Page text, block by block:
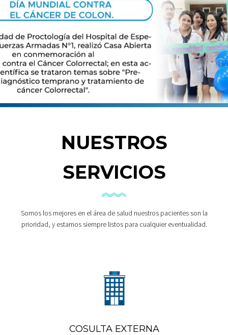
NUESTROS
SERVICIOS
Somos los mejores en el área de salud nuestros pacientes son la
prioridad, y estamos siempre listos para cualquier eventualidad.
COSULTA EXTERNA